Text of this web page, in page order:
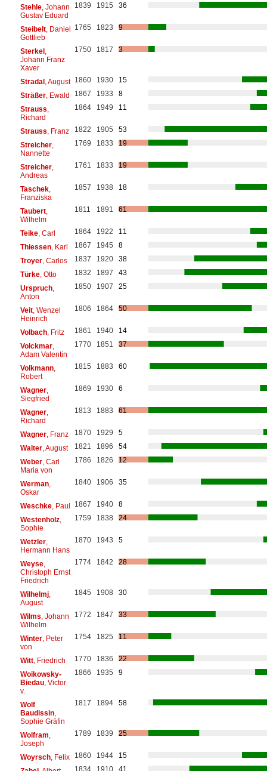
Stehle, Johann
Gustav Eduard
1839 1915 36
Steibelt, Daniel
Gottlieb
1765 1823 9
Sterkel,
Johann Franz
Xaver
1750 1817 3
Stradal, August 1860 1930
15
Sträßer, Ewald 1867 1933
8
Strauss
Richard
1864 1949 11
Strauss , Franz 1822 1905
53
Streicher,
Nannette
1769 1833 19
Streicher,
Andreas
1761 1833 19
Taschek,
Franziska
1857 1938 18
Taubert,
Wilhelm
1811 1891 61
Teike, Carl 1864 1922
11
Thiessen, Karl 1867 1945
8
Troyer, Carlos 1837 1920
38
Türke, Otto 1832 1897
43
Urspruch,
Anton
1850 1907 25
Veit, Wenzel
Heinrich
1806 1864 50
Volbach, Fritz 1861 1940
14
Volckmar,
Adam Valentin
1770 1851 37
Volkmann,
Robert
1815 1883 60
Wagner,
Siegfried
1869 1930 6
Wagner,
Richard
1813 1883 61
Wagner, Franz 1870 1929
5
Walter, August 1821 1896
54
Weber, Carl
Maria von
1786 1826 12
Werman,
Oskar
1840 1906 35
Weschke, Paul 1867 1940
8
Westenholz,
Sophie
1759 1838 24
Wetzler,
Hermann Hans
1870 1943 5
Weyse,
Christoph Ernst
Friedrich
1774 1842 28
Wilhelmj,
August
1845 1908 30
Wilms , Johann
Wilhelm
1772 1847 33
Winter, Peter
von
1754 1825 11
Witt, Friedrich 1770 1836
22
Woikowsky-
Biedau, Victor
v.
1866 1935 9
Wolf
Baudissin,
Sophie Gräfin
1817 1894 58
Wolfram
Joseph
1789 1839 25
Woyrsch, Felix 1860 1944
15
1834 1910 41